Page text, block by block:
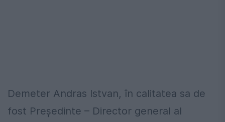
Demeter Andras Istvan, în calitatea sa de
fost Președinte – Director general al